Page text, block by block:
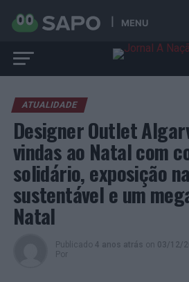
MENU
ATUALIDADE
Designer Outlet
vindas ao Natal com
solidário, exposição
sustentável e um
Natal
Publicado 4 anos atrás on 03/12/
Por